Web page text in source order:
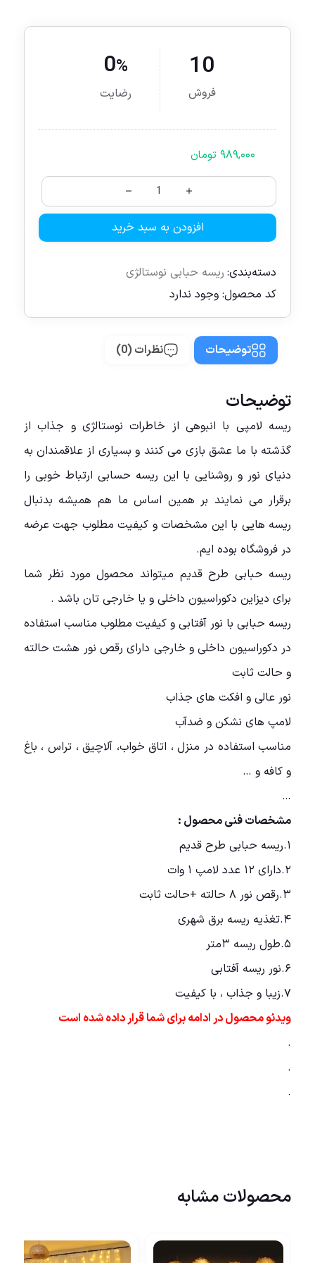
10
فروش
0%
رضایت
۹۸۹,۰۰۰ تومان
افزودن به سبد خرید
دسته‌بندی: ریسه حبابی نوستالژی
کد محصول: وجود ندارد
توضیحات نظرات (0)
توضیحات
ریسه لامپی با انبوهی از خاطرات نوستالژی و جذاب از
گذشته با ما عشق بازی می کنند و بسیاری از علاقمندان به
دنیای نور و روشنایی با این ریسه حسابی ارتباط خوبی را
برقرار می نمایند بر همین اساس ما هم همیشه بدنبال
ریسه هایی با این مشخصات و کیفیت مطلوب جهت عرضه
در فروشگاه بوده ایم.
ریسه حبابی طرح قدیم میتواند محصول مورد نظر شما
برای دیزاین دکوراسیون داخلی و یا خارجی تان باشد .
ریسه حبابی با نور آفتابی و کیفیت مطلوب مناسب استفاده
در دکوراسیون داخلی و خارجی دارای رقص نور هشت حالته
و حالت ثابت
نور عالی و افکت های جذاب
لامپ های نشکن و ضدآب
مناسب استفاده در منزل ، اتاق خواب، آلاچیق ، تراس ، باغ
و کافه و …
…
مشخصات فنی محصول :
۱.ریسه حبابی طرح قدیم
۲.دارای ۱۲ عدد لامپ ۱ وات
۳.رقص نور ۸ حالته +حالت ثابت
۴.تغذیه ریسه برق شهری
۵.طول ریسه ۳متر
۶.نور ریسه آفتابی
۷.زیبا و جذاب ، با کیفیت
ویدئو محصول در ادامه برای شما قرار داده شده است
.
.
.
محصولات مشابه